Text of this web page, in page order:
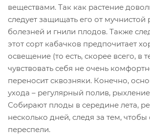
веществами. Так как растение
следует защищать его от мучнистой
болезней и гнили плодов. Также
этот сорт кабачков предпочитает
освещение (то есть, скорее всего, в
чувствовать себя не очень
переносит сквозняки. Конечно,
ухода – регулярный полив,
Собирают плоды в середине лета,
несколько дней, следя за тем,
переспели.